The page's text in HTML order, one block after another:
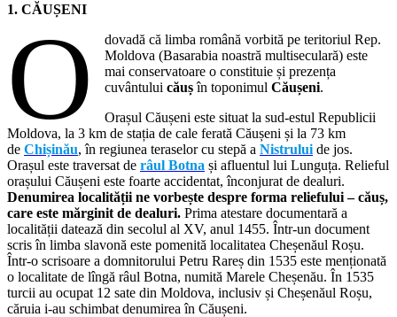
1. CĂUȘENI
O
dovadă că limba română vorbită pe teritoriul Rep.
Moldova (Basarabia noastră multiseculară) este
mai conservatoare o constituie și prezența
cuvântuluicăușîn toponimulCăușeni.
Orașul Căușeni este situat la sud-estul Republicii
Moldova, la 3 km de stația de cale ferată Căușeni și la 73 km
de Chișinău, în regiunea teraselor cu stepă a Nistrului de jos.
Orașul este traversat de râul Botna și afluentul lui Lunguța. Relieful
orașului Căușeni este foarte accidentat, înconjurat de dealuri.
Denumirea localității ne vorbește despre forma reliefului – căuș,
care este mărginit de dealuri. Prima atestare documentară a
localității datează din secolul al XV, anul 1455. Într-un document
scris în limba slavonă este pomenită localitatea Cheșenăul Roșu.
Într-o scrisoare a domnitorului Petru Rareș din 1535 este menționată
o localitate de lîngă râul Botna, numită Marele Cheșenău. În 1535
turcii au ocupat 12 sate din Moldova, inclusiv și Cheșenăul Roșu,
căruia i-au schimbat denumirea în Căușeni.